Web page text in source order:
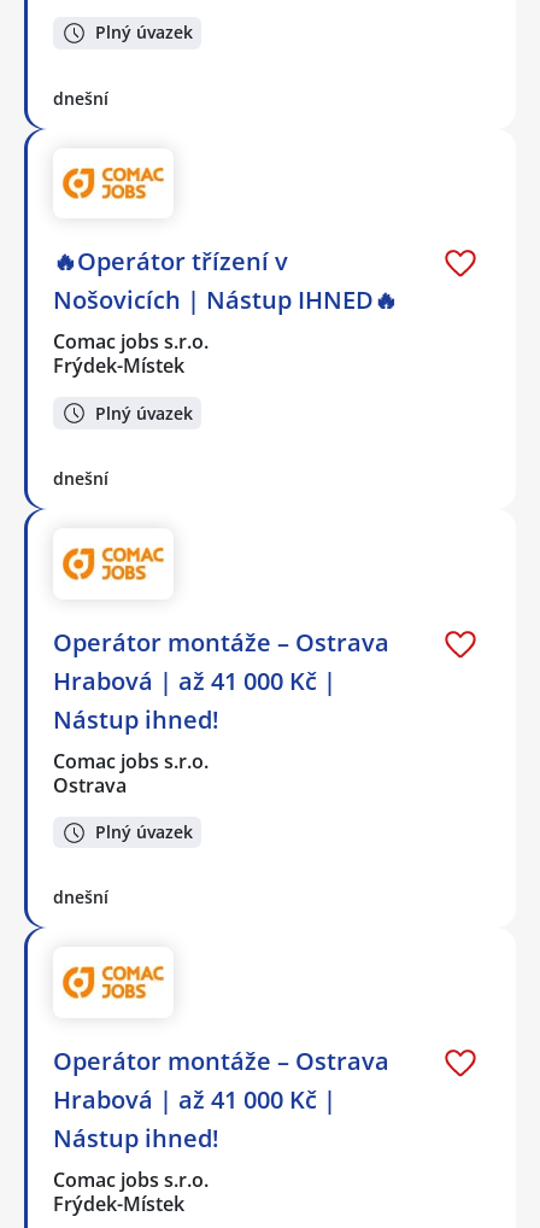
Plný úvazek
dnešní
🔥Operátor třízení v
Nošovicích | Nástup IHNED🔥
Comac jobs s.r.o.
Frýdek-Místek
Plný úvazek
dnešní
Operátor montáže – Ostrava
Hrabová | až 41 000 Kč |
Nástup ihned!
Comac jobs s.r.o.
Ostrava
Plný úvazek
dnešní
Operátor montáže – Ostrava
Hrabová | až 41 000 Kč |
Nástup ihned!
Comac jobs s.r.o.
Frýdek-Místek